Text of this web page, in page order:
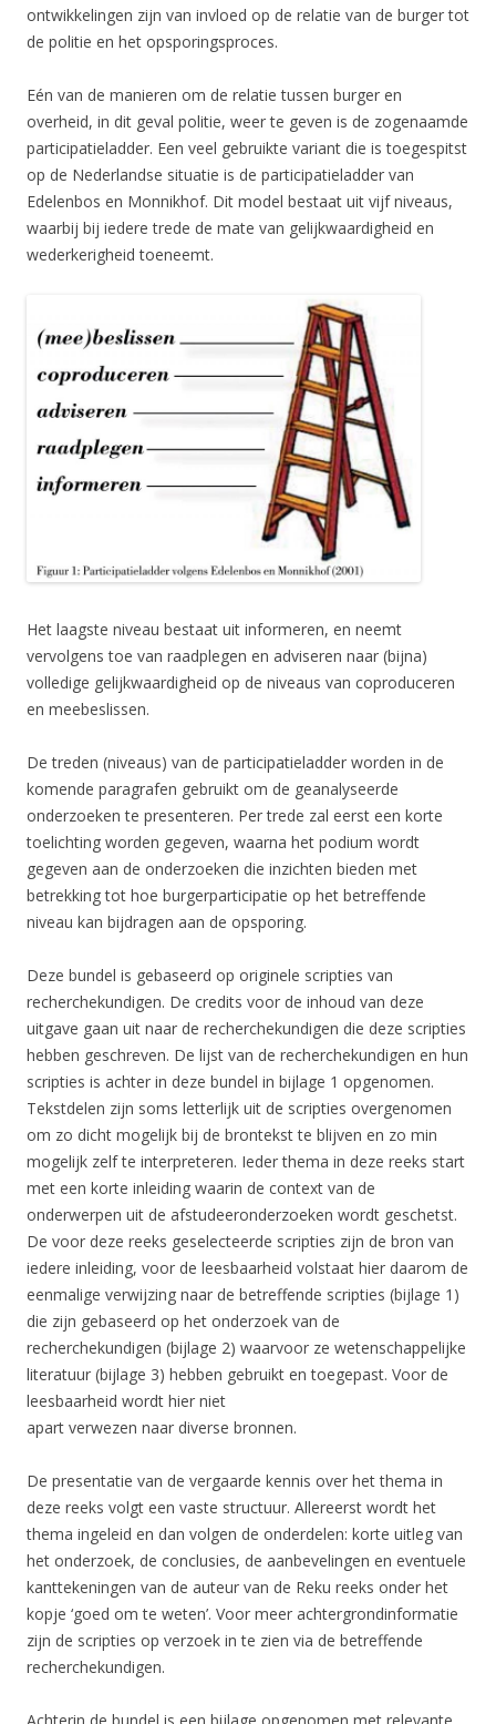
ontwikkelingen zijn van invloed op de relatie van de burger tot
de politie en het opsporingsproces.
Eén van de manieren om de relatie tussen burger en
overheid, in dit geval politie, weer te geven is de zogenaamde
participatieladder. Een veel gebruikte variant die is toegespitst
op de Nederlandse situatie is de participatieladder van
Edelenbos en Monnikhof. Dit model bestaat uit vijf niveaus,
waarbij bij iedere trede de mate van gelijkwaardigheid en
wederkerigheid toeneemt.
Het laagste niveau bestaat uit informeren, en neemt
vervolgens toe van raadplegen en adviseren naar (bijna)
volledige gelijkwaardigheid op de niveaus van coproduceren
en meebeslissen.
De treden (niveaus) van de participatieladder worden in de
komende paragrafen gebruikt om de geanalyseerde
onderzoeken te presenteren. Per trede zal eerst een korte
toelichting worden gegeven, waarna het podium wordt
gegeven aan de onderzoeken die inzichten bieden met
betrekking tot hoe burgerparticipatie op het betreffende
niveau kan bijdragen aan de opsporing.
Deze bundel is gebaseerd op originele scripties van
recherchekundigen. De credits voor de inhoud van deze
uitgave gaan uit naar de recherchekundigen die deze scripties
hebben geschreven. De lijst van de recherchekundigen en hun
scripties is achter in deze bundel in bijlage 1 opgenomen.
Tekstdelen zijn soms letterlijk uit de scripties overgenomen
om zo dicht mogelijk bij de brontekst te blijven en zo min
mogelijk zelf te interpreteren. Ieder thema in deze reeks start
met een korte inleiding waarin de context van de
onderwerpen uit de afstudeeronderzoeken wordt geschetst.
De voor deze reeks geselecteerde scripties zijn de bron van
iedere inleiding, voor de leesbaarheid volstaat hier daarom de
eenmalige verwijzing naar de betreffende scripties (bijlage 1)
die zijn gebaseerd op het onderzoek van de
recherchekundigen (bijlage 2) waarvoor ze wetenschappelijke
literatuur (bijlage 3) hebben gebruikt en toegepast. Voor de
leesbaarheid wordt hier niet
apart verwezen naar diverse bronnen.
De presentatie van de vergaarde kennis over het thema in
deze reeks volgt een vaste structuur. Allereerst wordt het
thema ingeleid en dan volgen de onderdelen: korte uitleg van
het onderzoek, de conclusies, de aanbevelingen en eventuele
kanttekeningen van de auteur van de Reku reeks onder het
kopje ‘goed om te weten’. Voor meer achtergrondinformatie
zijn de scripties op verzoek in te zien via de betreffende
recherchekundigen.